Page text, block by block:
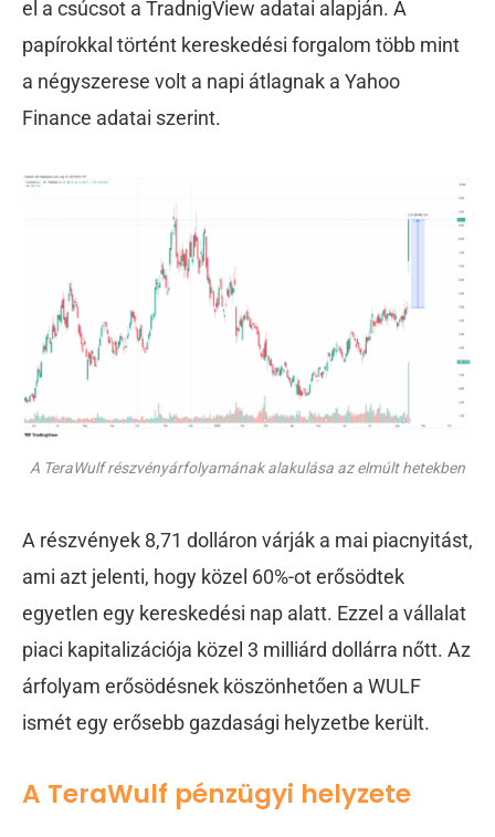
el a csúcsot a TradnigView adatai alapján. A
papírokkal történt kereskedési forgalom több mint
a négyszerese volt a napi átlagnak a Yahoo
Finance adatai szerint.
A TeraWulf részvényárfolyamának alakulása az elmúlt hetekben
A részvények 8,71 dolláron várják a mai piacnyitást,
ami azt jelenti, hogy közel 60%-ot erősödtek
egyetlen egy kereskedési nap alatt. Ezzel a vállalat
piaci kapitalizációja közel 3 milliárd dollárra nőtt. Az
árfolyam erősödésnek köszönhetően a WULF
ismét egy erősebb gazdasági helyzetbe került.
A TeraWulf pénzügyi helyzete